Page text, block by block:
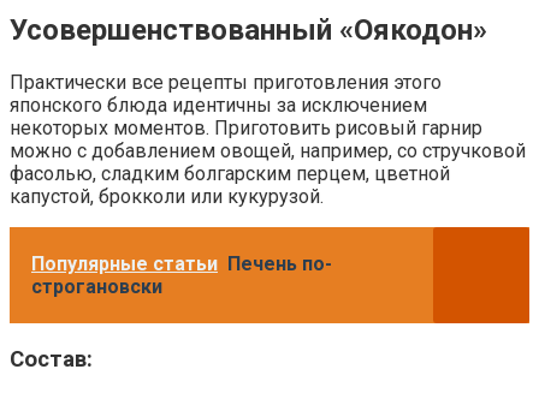
Усовершенствованный «Оякодон»
Практически все рецепты приготовления этого
японского блюда идентичны за исключением
некоторых моментов. Приготовить рисовый гарнир
можно с добавлением овощей, например, со стручковой
фасолью, сладким болгарским перцем, цветной
капустой, брокколи или кукурузой.
Популярные статьи Печень по-
строгановски
Состав: